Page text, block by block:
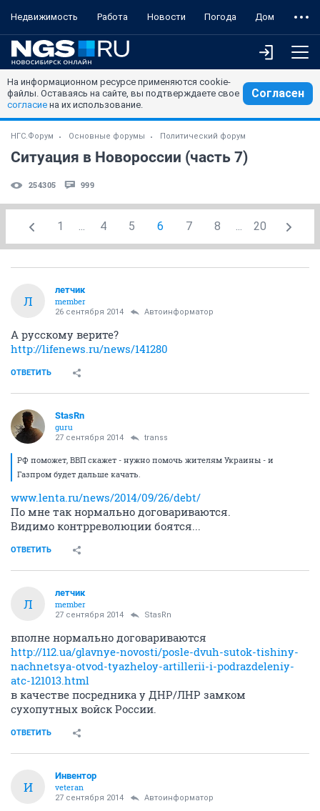
Недвижимость Работа Новости Погода Дом
На информационном ресурсе применяются cookie-
файлы. Оставаясь на сайте, вы подтверждаете свое
согласие на их использование.
Согласен
НГС.Форум Основные форумы Политический форум
Ситуация в Новороссии (часть 7)
254305 999
1 ... 4 5 6 7 8 ... 20
Л
лeтчик
member
26 сентября 2014 Автоинформатор
А русскому верите?
http://lifenews.ru/news/141280
ОТВЕТИТЬ
StasRn
guru
27 сентября 2014 transs
РФ поможет, ВВП скажет - нужно помочь жителям Украины - и
Газпром будет дальше качать.
www.lenta.ru/news/2014/09/26/debt/
По мне так нормально договариваются.
Видимо контрреволюции боятся...
ОТВЕТИТЬ
Л
лeтчик
member
27 сентября 2014 StasRn
вполне нормально договариваются
http://112.ua/glavnye-novosti/posle-dvuh-sutok-tishiny-
nachnetsya-otvod-tyazheloy-artillerii-i-podrazdeleniy-
atc-121013.html
в качестве посредника у ДНР/ЛНР замком
сухопутных войск России.
ОТВЕТИТЬ
И
Инвентор
veteran
27 сентября 2014 Автоинформатор